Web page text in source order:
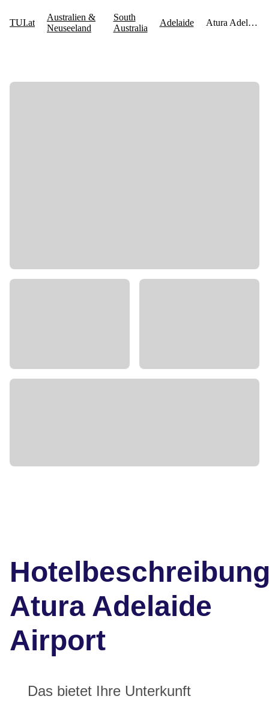
Atura Adelaide
Airport
Das bietet Ihre Unterkunft